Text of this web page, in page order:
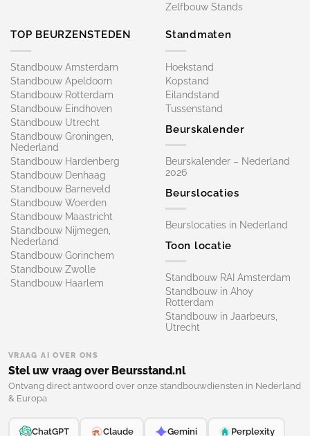
Zelfbouw Stands
TOP BEURZENSTEDEN
Standbouw Amsterdam
Standbouw Apeldoorn
Standbouw Rotterdam
Standbouw Eindhoven
Standbouw Utrecht
Standbouw Groningen,
Nederland
Standbouw Hardenberg
Standbouw Denhaag
Standbouw Barneveld
Standbouw Woerden
Standbouw Maastricht
Standbouw Nijmegen,
Nederland
Standbouw Gorinchem
Standbouw Zwolle
Standbouw Haarlem
Standmaten
Hoekstand
Kopstand
Eilandstand
Tussenstand
Beurskalender
Beurskalender – Nederland
2026
Beurslocaties
Beurslocaties in Nederland
Toon locatie
Standbouw RAI Amsterdam
Standbouw in Ahoy
Rotterdam
Standbouw in Jaarbeurs,
Utrecht
VRAAG AI OVER ONS
Stel uw vraag over Beursstand.nl
Ontvang direct antwoord over onze standbouwdiensten in Nederland
& Europa
ChatGPT Claude Gemini Perplexity